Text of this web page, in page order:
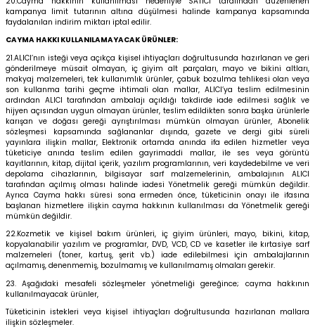
kampanya limit tutarının altına düşülmesi halinde kampanya kapsamında
faydalanılan indirim miktarı iptal edilir.
CAYMA HAKKI KULLANILAMAYACAK ÜRÜNLER:
21.ALICI’nın isteği veya açıkça kişisel ihtiyaçları doğrultusunda hazırlanan ve geri
gönderilmeye müsait olmayan, iç giyim alt parçaları, mayo ve bikini altları,
makyaj malzemeleri, tek kullanımlık ürünler, çabuk bozulma tehlikesi olan veya
son kullanma tarihi geçme ihtimali olan mallar, ALICI’ya teslim edilmesinin
ardından ALICI tarafından ambalajı açıldığı takdirde iade edilmesi sağlık ve
hijyen açısından uygun olmayan ürünler, teslim edildikten sonra başka ürünlerle
karışan ve doğası gereği ayrıştırılması mümkün olmayan ürünler, Abonelik
sözleşmesi kapsamında sağlananlar dışında, gazete ve dergi gibi süreli
yayınlara ilişkin mallar, Elektronik ortamda anında ifa edilen hizmetler veya
tüketiciye anında teslim edilen gayrimaddi mallar, ile ses veya görüntü
kayıtlarının, kitap, dijital içerik, yazılım programlarının, veri kaydedebilme ve veri
depolama cihazlarının, bilgisayar sarf malzemelerinin, ambalajının ALICI
tarafından açılmış olması halinde iadesi Yönetmelik gereği mümkün değildir.
Ayrıca Cayma hakkı süresi sona ermeden önce, tüketicinin onayı ile ifasına
başlanan hizmetlere ilişkin cayma hakkının kullanılması da Yönetmelik gereği
mümkün değildir.
22.Kozmetik ve kişisel bakım ürünleri, iç giyim ürünleri, mayo, bikini, kitap,
kopyalanabilir yazılım ve programlar, DVD, VCD, CD ve kasetler ile kırtasiye sarf
malzemeleri (toner, kartuş, şerit vb.) iade edilebilmesi için ambalajlarının
açılmamış, denenmemiş, bozulmamış ve kullanılmamış olmaları gerekir.
23. Aşağıdaki mesafeli sözleşmeler yönetmeliği gereğince; cayma hakkının
kullanılmayacak ürünler,
Tüketicinin istekleri veya kişisel ihtiyaçları doğrultusunda hazırlanan mallara
ilişkin sözleşmeler.